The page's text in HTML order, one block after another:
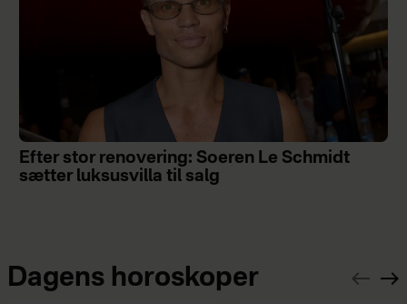
Efter stor renovering: Soeren Le Schmidt
sætter luksusvilla til salg
Dagens horoskoper